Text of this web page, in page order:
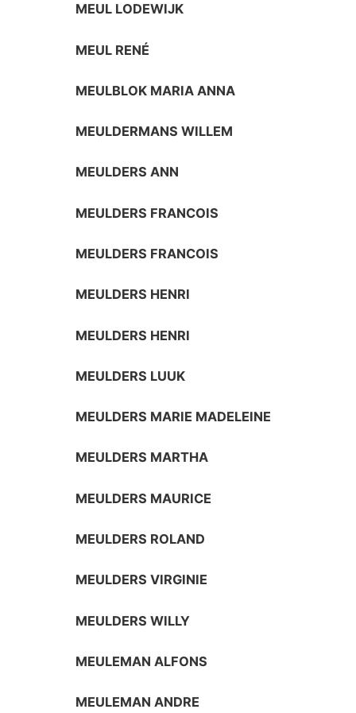
MEUL LODEWIJK
MEUL RENÉ
MEULBLOK MARIA ANNA
MEULDERMANS WILLEM
MEULDERS ANN
MEULDERS FRANCOIS
MEULDERS FRANCOIS
MEULDERS HENRI
MEULDERS HENRI
MEULDERS LUUK
MEULDERS MARIE MADELEINE
MEULDERS MARTHA
MEULDERS MAURICE
MEULDERS ROLAND
MEULDERS VIRGINIE
MEULDERS WILLY
MEULEMAN ALFONS
MEULEMAN ANDRE